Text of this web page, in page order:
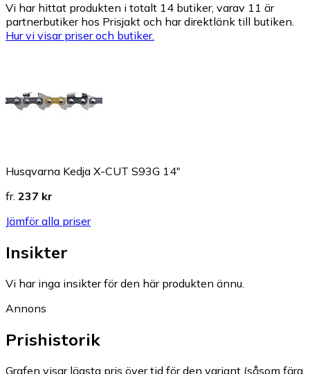
Vi har hittat produkten i totalt 14 butiker, varav 11 är
partnerbutiker hos Prisjakt och har direktlänk till butiken.
Hur vi visar priser och butiker.
Husqvarna Kedja X-CUT S93G 14"
fr. 237 kr
Jämför alla priser
Insikter
Vi har inga insikter för den här produkten ännu.
Annons
Prishistorik
Grafen visar lägsta pris över tid för den variant (såsom färg